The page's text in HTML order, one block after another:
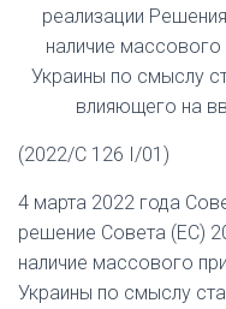
реализации
наличие
Украины по смыслу
влияющего на
(2022/C 126 I/01)
4 марта 2022 года
решение Совета (ЕС)
наличие массового
Украины по смыслу